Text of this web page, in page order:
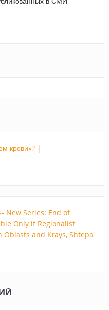
крови»? |
New Series: End of
Only if Regionalist
Oblasts and Krays, Shtepa